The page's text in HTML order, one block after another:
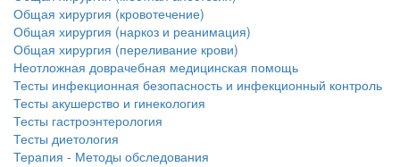
Общая хирургия (кровотечение)
Общая хирургия (наркоз и реанимация)
Общая хирургия (переливание крови)
Неотложная доврачебная медицинская помощь
Тесты инфекционная безопасность и инфекционный контроль
Тесты акушерство и гинекология
Тесты гастроэнтерология
Тесты диетология
Терапия - Методы обследования